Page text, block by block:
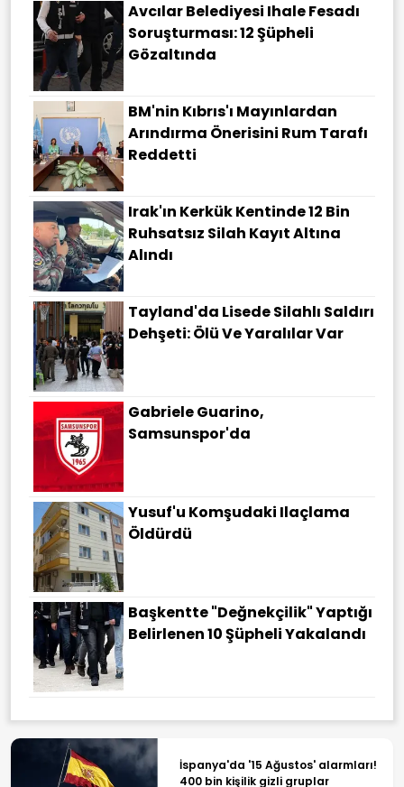
Avcılar Belediyesi Ihale Fesadı
Soruşturması: 12 Şüpheli
Gözaltında
BM'nin Kıbrıs'ı Mayınlardan
Arındırma Önerisini Rum Tarafı
Reddetti
Irak'ın Kerkük Kentinde 12 Bin
Ruhsatsız Silah Kayıt Altına
Alındı
Tayland'da Lisede Silahlı Saldırı
Dehşeti: Ölü Ve Yaralılar Var
Gabriele Guarino,
Samsunspor'da
Yusuf'u Komşudaki Ilaçlama
Öldürdü
Başkentte "değnekçilik" Yaptığı
Belirlenen 10 Şüpheli Yakalandı
İspanya'da '15 Ağustos' alarmları!
400 bin kişilik gizli gruplar